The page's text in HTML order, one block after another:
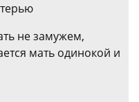
не замужем,
мать одинокой и